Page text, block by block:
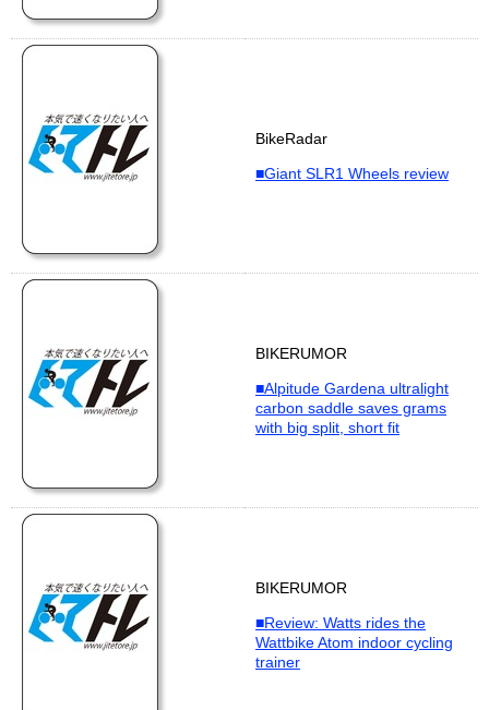
BikeRadar
■Giant SLR1 Wheels review
BIKERUMOR
■Alpitude Gardena ultralight
carbon saddle saves grams
with big split, short fit
BIKERUMOR
■Review: Watts rides the
Wattbike Atom indoor cycling
trainer